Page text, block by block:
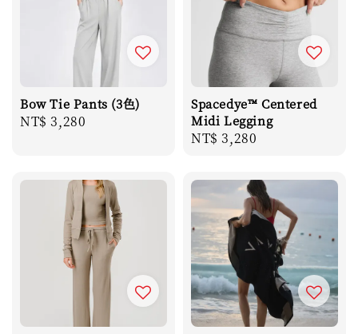
Bow Tie Pants (3色)
Regular
NT$ 3,280
Spacedye™ Centered
Midi Legging
Regular
NT$ 3,280